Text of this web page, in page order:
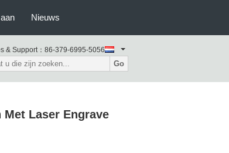
Nieuws
& Support： 86-379-6995-5056
Go
Laser Engrave